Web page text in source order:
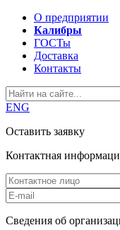
О предприятии
Калибры
ГОСТы
Доставка
Контакты
ENG
Оставить заявку
Контактная
Сведения об